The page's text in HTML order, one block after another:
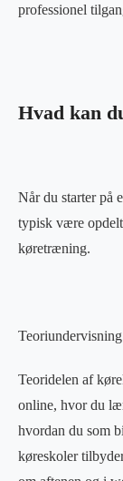
professionel
Hvad kan
Når du starter på
typisk være
køretræning.
Teoridelen af
online, hvor du
hvordan du som
køreskoler